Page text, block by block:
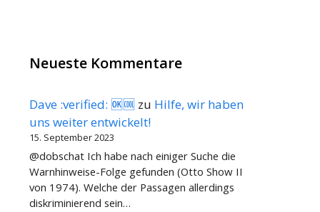
Neueste Kommentare
Dave :verified: 🆗🆒 zu Hilfe, wir haben
uns weiter entwickelt!
15. September 2023
@dobschat Ich habe nach einiger Suche die
Warnhinweise-Folge gefunden (Otto Show II
von 1974). Welche der Passagen allerdings
diskriminierend sein…